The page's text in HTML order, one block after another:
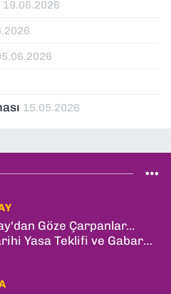
plaketle onurlandırılmıştır.
alanlarındaki katkıları da
19.06.2026
15.05.2026
Göze Çarpanlar...
Yasa Teklifi ve Gabar